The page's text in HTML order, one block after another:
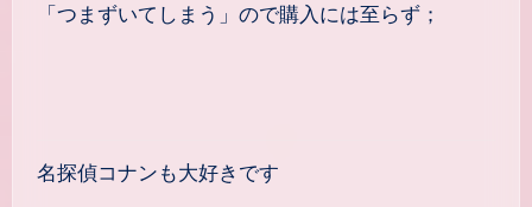
「つまずいてしまう」ので購入には至らず；
名探偵コナンも大好きです